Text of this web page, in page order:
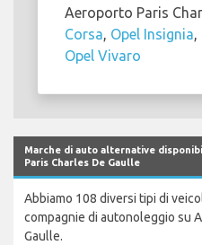
Aeroporto Paris
Corsa Opel Insignia
Opel Vivaro
Marche di auto alternative
Paris Charles De Gaulle
Abbiamo 108 diversi tipi di
compagnie di autonoleggio su
Gaulle.